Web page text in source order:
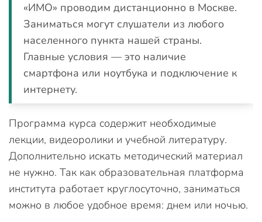
«ИМО» проводим дистанционно в Москве.
Заниматься могут слушатели из любого
населенного пункта нашей страны.
Главные условия — это наличие
смартфона или ноутбука и подключение к
интернету.
Программа курса содержит необходимые
лекции, видеоролики и учебной литературу.
Дополнительно искать методический материал
не нужно. Так как образовательная платформа
института работает круглосуточно, заниматься
можно в любое удобное время: днем или ночью.